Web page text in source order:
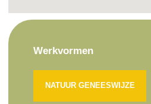
Werkvormen
NATUUR GENEESWIJZE